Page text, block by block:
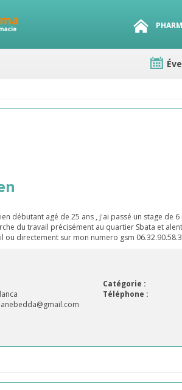
lactées
débutant agé de 25 ans , j'ai passé un stage de
du travail précisément au quartier Sbata et
ou directement sur mon numero gsm
Catégorie :
Téléphone :